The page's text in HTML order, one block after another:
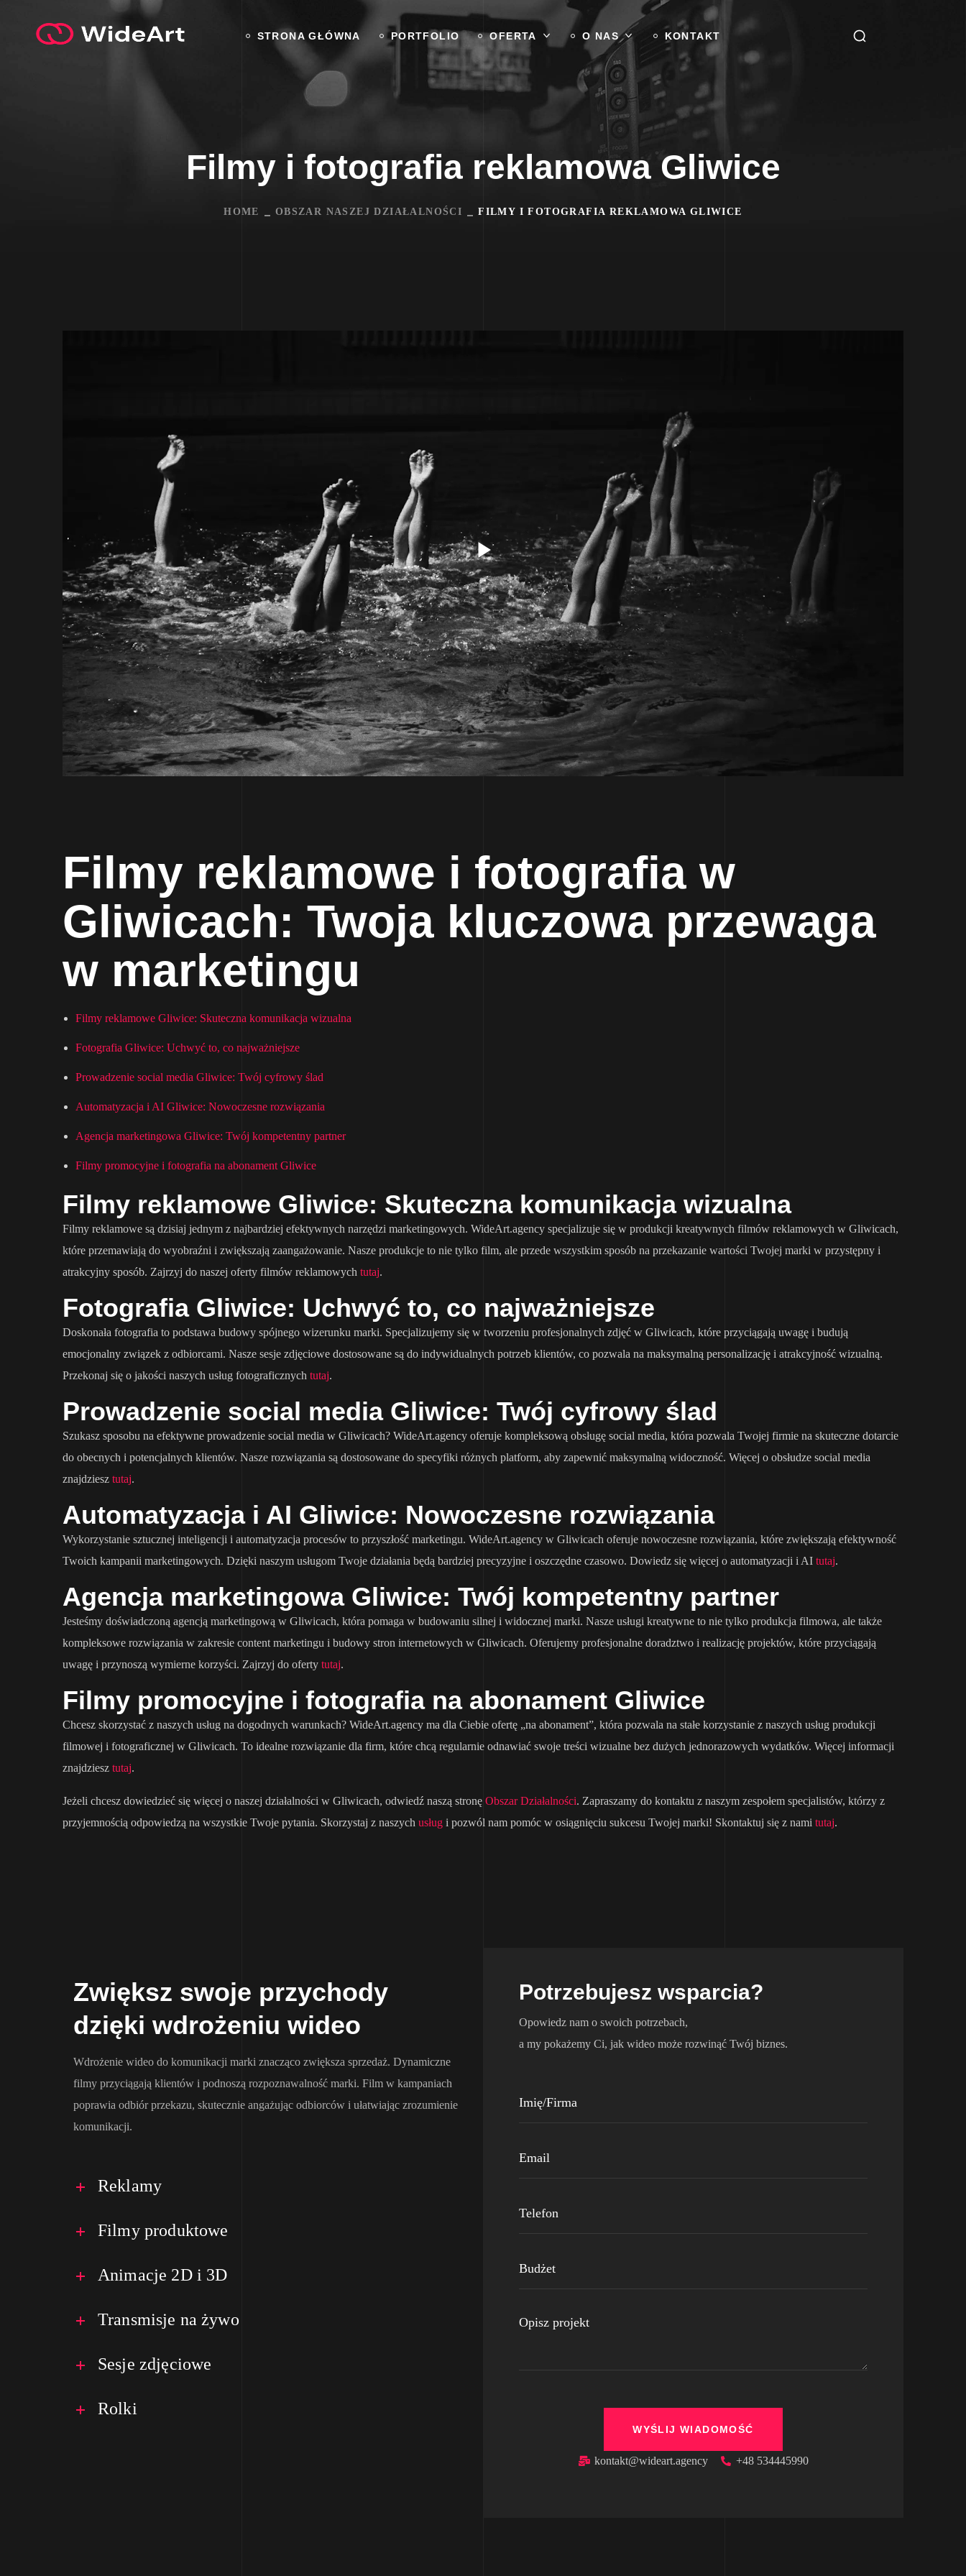
STRONA GŁÓWNA PORTFOLIO OFERTA O NAS KONTAKT
Filmy i fotografia reklamowa Gliwice
HOME OBSZAR NASZEJ DZIAŁALNOŚCI FILMY I FOTOGRAFIA REKLAMOWA GLIWICE
Filmy reklamowe i fotografia w
Gliwicach: Twoja kluczowa przewaga
w marketingu
Filmy reklamowe Gliwice: Skuteczna komunikacja wizualna
Fotografia Gliwice: Uchwyć to, co najważniejsze
Prowadzenie social media Gliwice: Twój cyfrowy ślad
Automatyzacja i AI Gliwice: Nowoczesne rozwiązania
Agencja marketingowa Gliwice: Twój kompetentny partner
Filmy promocyjne i fotografia na abonament Gliwice
Filmy reklamowe Gliwice: Skuteczna komunikacja wizualna
Filmy reklamowe są dzisiaj jednym z najbardziej efektywnych narzędzi marketingowych. WideArt.agency specjalizuje się w produkcji kreatywnych filmów reklamowych w Gliwicach,
które przemawiają do wyobraźni i zwiększają zaangażowanie. Nasze produkcje to nie tylko film, ale przede wszystkim sposób na przekazanie wartości Twojej marki w przystępny i
atrakcyjny sposób. Zajrzyj do naszej oferty filmów reklamowych tutaj.
Fotografia Gliwice: Uchwyć to, co najważniejsze
Doskonała fotografia to podstawa budowy spójnego wizerunku marki. Specjalizujemy się w tworzeniu profesjonalnych zdjęć w Gliwicach, które przyciągają uwagę i budują
emocjonalny związek z odbiorcami. Nasze sesje zdjęciowe dostosowane są do indywidualnych potrzeb klientów, co pozwala na maksymalną personalizację i atrakcyjność wizualną.
Przekonaj się o jakości naszych usług fotograficznych tutaj.
Prowadzenie social media Gliwice: Twój cyfrowy ślad
Szukasz sposobu na efektywne prowadzenie social media w Gliwicach? WideArt.agency oferuje kompleksową obsługę social media, która pozwala Twojej firmie na skuteczne dotarcie
do obecnych i potencjalnych klientów. Nasze rozwiązania są dostosowane do specyfiki różnych platform, aby zapewnić maksymalną widoczność. Więcej o obsłudze social media
znajdziesz tutaj.
Automatyzacja i AI Gliwice: Nowoczesne rozwiązania
Wykorzystanie sztucznej inteligencji i automatyzacja procesów to przyszłość marketingu. WideArt.agency w Gliwicach oferuje nowoczesne rozwiązania, które zwiększają efektywność
Twoich kampanii marketingowych. Dzięki naszym usługom Twoje działania będą bardziej precyzyjne i oszczędne czasowo. Dowiedz się więcej o automatyzacji i AI tutaj.
Agencja marketingowa Gliwice: Twój kompetentny partner
Jesteśmy doświadczoną agencją marketingową w Gliwicach, która pomaga w budowaniu silnej i widocznej marki. Nasze usługi kreatywne to nie tylko produkcja filmowa, ale także
kompleksowe rozwiązania w zakresie content marketingu i budowy stron internetowych w Gliwicach. Oferujemy profesjonalne doradztwo i realizację projektów, które przyciągają
uwagę i przynoszą wymierne korzyści. Zajrzyj do oferty tutaj.
Filmy promocyjne i fotografia na abonament Gliwice
Chcesz skorzystać z naszych usług na dogodnych warunkach? WideArt.agency ma dla Ciebie ofertę „na abonament”, która pozwala na stałe korzystanie z naszych usług produkcji
filmowej i fotograficznej w Gliwicach. To idealne rozwiązanie dla firm, które chcą regularnie odnawiać swoje treści wizualne bez dużych jednorazowych wydatków. Więcej informacji
znajdziesz tutaj.
Jeżeli chcesz dowiedzieć się więcej o naszej działalności w Gliwicach, odwiedź naszą stronę Obszar Działalności. Zapraszamy do kontaktu z naszym zespołem specjalistów, którzy z
przyjemnością odpowiedzą na wszystkie Twoje pytania. Skorzystaj z naszych usług i pozwól nam pomóc w osiągnięciu sukcesu Twojej marki! Skontaktuj się z nami tutaj.
Zwiększ swoje przychody
dzięki wdrożeniu wideo
Wdrożenie wideo do komunikacji marki znacząco zwiększa sprzedaż. Dynamiczne
filmy przyciągają klientów i podnoszą rozpoznawalność marki. Film w kampaniach
poprawia odbiór przekazu, skutecznie angażując odbiorców i ułatwiając zrozumienie
komunikacji.
Reklamy
Filmy produktowe
Animacje 2D i 3D
Transmisje na żywo
Sesje zdjęciowe
Rolki
Potrzebujesz wsparcia?
Opowiedz nam o swoich potrzebach,
a my pokażemy Ci, jak wideo może rozwinąć Twój biznes.
kontakt@wideart.agency +48 534445990